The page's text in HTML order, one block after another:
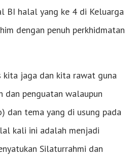
BI halal yang ke 4 di Keluarga
dengan penuh perkhidmatan
kita jaga dan kita rawat guna
dan penguatan walaupun
dan tema yang di usung pada
kali ini adalah menjadi
Silaturrahmi dan